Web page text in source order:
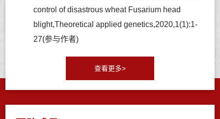
control of disastrous wheat Fusarium head
blight,Theoretical applied genetics,2020,1(1):1-
27(参与作者)
查看更多>